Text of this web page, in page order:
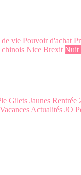
de vie Pouvoir d'achat
chinois Nice Brexit Nuit
Gilets Jaunes Rentrée
Vacances Actualités JO